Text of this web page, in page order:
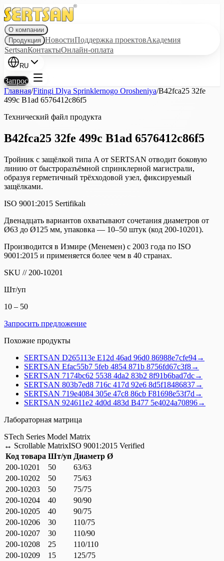
О компании
Продукция НовостиПоддержка проектовАкадемия
SertsanКонтактыОнлайн-оплата
RU
Запрос
Главная/Fitingi Dlya Sprinklernogo Orosheniya/B42fca25 32fe
499c B1ad 6576412c86f5
Технический файл продукта
B42fca25 32fe 499c B1ad 6576412c86f5
Тройник с защёлкой типа A от SERTSAN отводит боковую
линию от быстроразъёмной спринклерной магистрали,
образуя герметичный трёхходовой узел, фиксируемый
защёлками.
ISO 9001:2015 Sertifikalı
Двенадцать вариантов охватывают сочетания диаметров от
Ø63 до Ø125 мм, упаковка — 10–50 штук (код 200-10201).
Производится в Измире (Менемен) с 2003 года по ISO
9001:2015 и применяется более чем в 40 странах.
SKU // 200-10201
Шт/уп
10 – 50
Запросить предложение
Похожие продукты
SERTSAN D265113e E12d 46ad 96d0 86988e7cfe94→
SERTSAN Efac55b7 5feb 4854 871b 8756fd67c3f8→
SERTSAN 7174bc62 5538 4da2 83b2 8f91b6bad7dc→
SERTSAN 803b7ed8 716c 417d 92e6 8d5f18486837→
SERTSAN 719e4084 305e 47c8 86cb F81698e53f7d →
SERTSAN 924611e2 4d0d 483d B477 5e4024a70896→
Лабораторная матрица
STech Series Model Matrix
↔ Scrollable MatrixISO 9001:2015 Verified
Код товара Шт/уп Диаметр Ø
200-10201
50
63/63
200-10202
50
75/63
200-10203
50
75/75
200-10204
40
90/90
200-10205
40
90/75
200-10206
30
110/75
200-10207
30
110/90
200-10208
25
110/110
200-10209
15
125/75